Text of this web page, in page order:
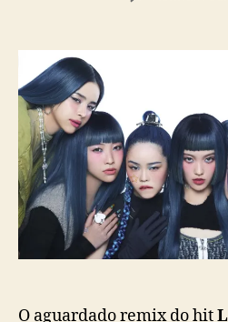
r
d
o
p
o
s
t
O aguardado remix do hit